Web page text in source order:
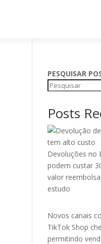
PESQUISAR
Posts
Devoluções no
podem custar
valor
estudo
Novos canais
TikTok Shop
permitindo